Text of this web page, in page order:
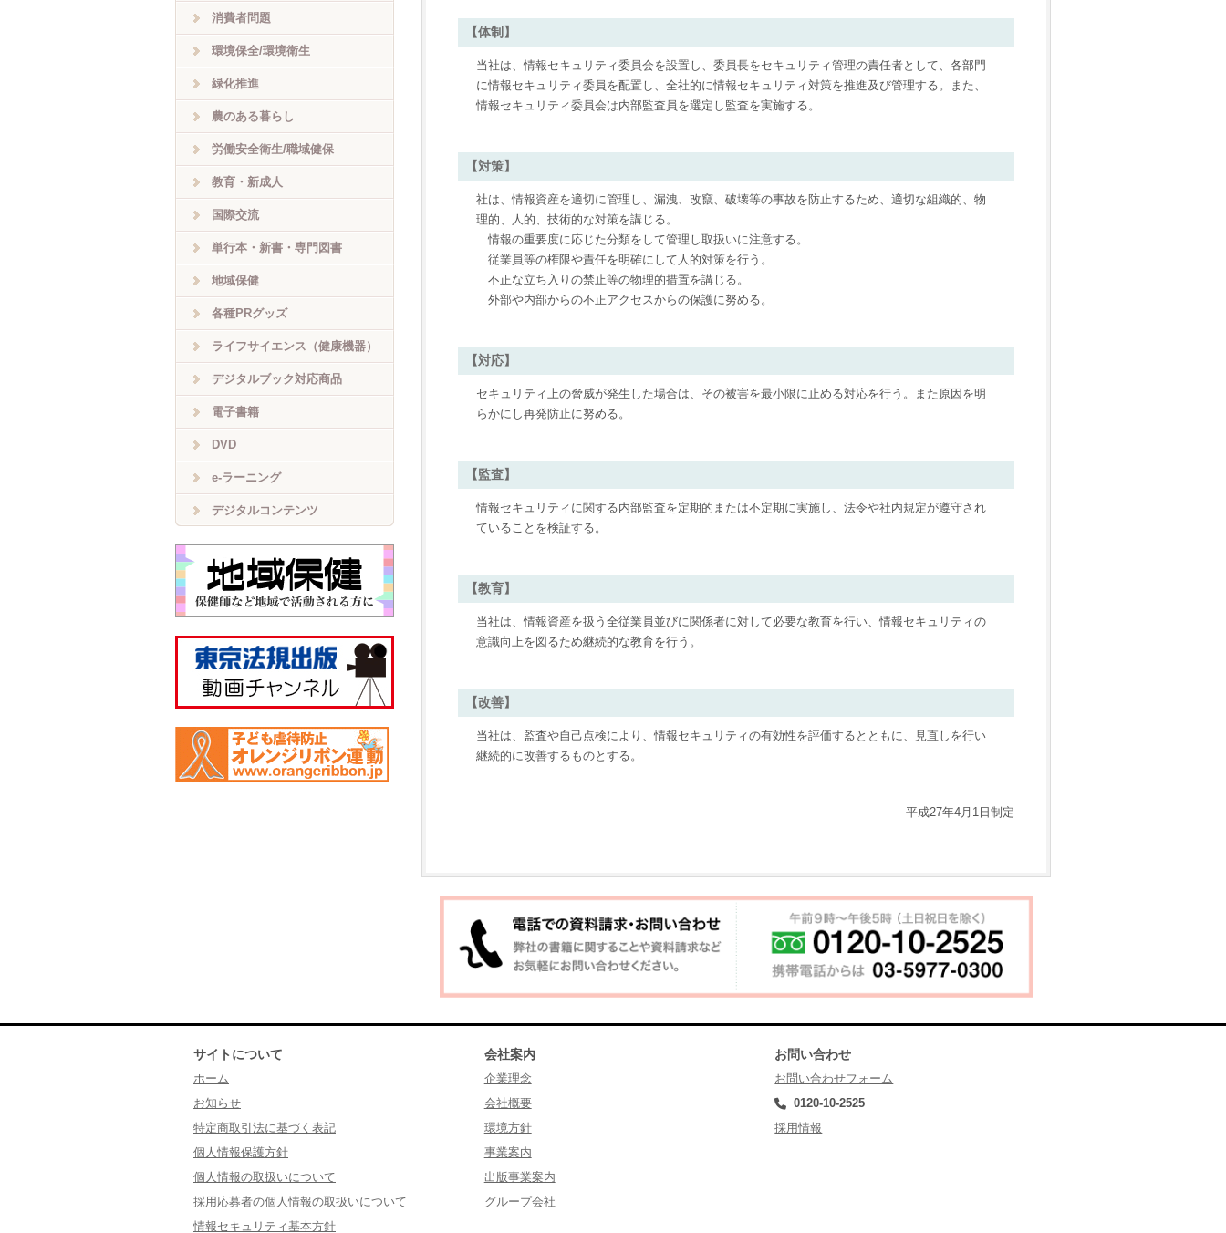
【体制】
当社は、情報セキュリティ委員会を設置し、委員長をセキュリティ管理の責任者として、各部門
に情報セキュリティ委員を配置し、全社的に情報セキュリティ対策を推進及び管理する。また、
情報セキュリティ委員会は内部監査員を選定し監査を実施する。
【対策】
社は、情報資産を適切に管理し、漏洩、改竄、破壊等の事故を防止するため、適切な組織的、物
理的、人的、技術的な対策を講じる。
情報の重要度に応じた分類をして管理し取扱いに注意する。
従業員等の権限や責任を明確にして人的対策を行う。
不正な立ち入りの禁止等の物理的措置を講じる。
外部や内部からの不正アクセスからの保護に努める。
【対応】
セキュリティ上の脅威が発生した場合は、その被害を最小限に止める対応を行う。また原因を明
らかにし再発防止に努める。
【監査】
情報セキュリティに関する内部監査を定期的または不定期に実施し、法令や社内規定が遵守され
ていることを検証する。
【教育】
当社は、情報資産を扱う全従業員並びに関係者に対して必要な教育を行い、情報セキュリティの
意識向上を図るため継続的な教育を行う。
【改善】
当社は、監査や自己点検により、情報セキュリティの有効性を評価するとともに、見直しを行い
継続的に改善するものとする。
平成27年4月1日制定
消費者問題
環境保全/環境衛生
緑化推進
農のある暮らし
労働安全衛生/職域健保
教育・新成人
国際交流
単行本・新書・専門図書
地域保健
各種PRグッズ
ライフサイエンス（健康機器）
デジタルブック対応商品
電子書籍
DVD
e-ラーニング
デジタルコンテンツ
サイトについて
ホーム
お知らせ
特定商取引法に基づく表記
個人情報保護方針
個人情報の取扱いについて
採用応募者の個人情報の取扱いについて
情報セキュリティ基本方針
会社案内
企業理念
会社概要
環境方針
事業案内
出版事業案内
グループ会社
お問い合わせ
お問い合わせフォーム
0120-10-2525
採用情報